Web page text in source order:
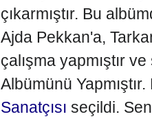
çıkarmıştır. Bu
Ajda Pekkan'a,
çalışma yapmıştır
Albümünü
Sanatçısı seçildi.